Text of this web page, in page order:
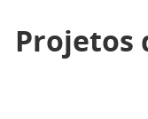
Projetos